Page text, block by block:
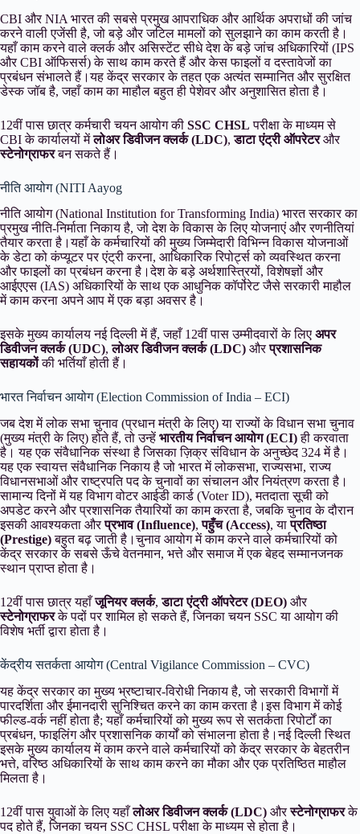
CBI और NIA भारत की सबसे प्रमुख आपराधिक और आर्थिक अपराधों की जांच
करने वाली एजेंसी है, जो बड़े और जटिल मामलों को सुलझाने का काम करती है।
यहाँ काम करने वाले क्लर्क और असिस्टेंट सीधे देश के बड़े जांच अधिकारियों (IPS
और CBI ऑफिसर्स) के साथ काम करते हैं और केस फाइलों व दस्तावेजों का
प्रबंधन संभालते हैं।यह केंद्र सरकार के तहत एक अत्यंत सम्मानित और सुरक्षित
डेस्क जॉब है, जहाँ काम का माहौल बहुत ही पेशेवर और अनुशासित होता है।
12वीं पास छात्र कर्मचारी चयन आयोग की SSC CHSL परीक्षा के माध्यम से
CBI के कार्यालयों मेंलोअर डिवीजन क्लर्क (LDC),डाटा एंट्री ऑपरेटरऔर
स्टेनोग्राफरबन सकते हैं।
नीति आयोग (NITI Aayog
नीति आयोग (National Institution for Transforming India) भारत सरकार का
प्रमुख नीति-निर्माता निकाय है, जो देश के विकास के लिए योजनाएं और रणनीतियां
तैयार करता है।यहाँ के कर्मचारियों की मुख्य जिम्मेदारी विभिन्न विकास योजनाओं
के डेटा को कंप्यूटर पर एंट्री करना, आधिकारिक रिपोर्ट्स को व्यवस्थित करना
और फाइलों का प्रबंधन करना है।देश के बड़े अर्थशास्त्रियों, विशेषज्ञों और
आईएएस (IAS) अधिकारियों के साथ एक आधुनिक कॉर्पोरेट जैसे सरकारी माहौल
में काम करना अपने आप में एक बड़ा अवसर है।
इसके मुख्य कार्यालय नई दिल्ली में हैं, जहाँ 12वीं पास उम्मीदवारों के लिए अपर
डिवीजन क्लर्क (UDC),लोअर डिवीजन क्लर्क (LDC) औरप्रशासनिक
सहायकोंकी भर्तियाँ होती हैं।
भारत निर्वाचन आयोग (Election Commission of India – ECI)
जब देश में लोक सभा चुनाव (प्रधान मंत्री के लिए) या राज्यों के विधान सभा चुनाव
(मुख्य मंत्री के लिए) होते हैं, तो उन्हें भारतीय निर्वाचन आयोग (ECI)ही करवाता
है। यह एक संवैधानिक संस्था है जिसका ज़िक्र संविधान के अनुच्छेद 324 में है।
यह एक स्वायत्त संवैधानिक निकाय है जो भारत में लोकसभा, राज्यसभा, राज्य
विधानसभाओं और राष्ट्रपति पद के चुनावों का संचालन और नियंत्रण करता है।
सामान्य दिनों में यह विभाग वोटर आईडी कार्ड (Voter ID), मतदाता सूची को
अपडेट करने और प्रशासनिक तैयारियों का काम करता है, जबकि चुनाव के दौरान
इसकी आवश्यकता औरप्रभाव (Influence),पहुँच (Access), याप्रतिष्ठा
(Prestige)बहुत बढ़ जाती है।चुनाव आयोग में काम करने वाले कर्मचारियों को
केंद्र सरकार के सबसे ऊँचे वेतनमान, भत्ते और समाज में एक बेहद सम्मानजनक
स्थान प्राप्त होता है।
12वीं पास छात्र यहाँजूनियर क्लर्क,डाटा एंट्री ऑपरेटर (DEO) और
स्टेनोग्राफरके पदों पर शामिल हो सकते हैं, जिनका चयन SSC या आयोग की
विशेष भर्ती द्वारा होता है।
केंद्रीय सतर्कता आयोग (Central Vigilance Commission – CVC)
यह केंद्र सरकार का मुख्य भ्रष्टाचार-विरोधी निकाय है, जो सरकारी विभागों में
पारदर्शिता और ईमानदारी सुनिश्चित करने का काम करता है।इस विभाग में कोई
फील्ड-वर्क नहीं होता है; यहाँ कर्मचारियों को मुख्य रूप से सतर्कता रिपोर्टों का
प्रबंधन, फाइलिंग और प्रशासनिक कार्यों को संभालना होता है।नई दिल्ली स्थित
इसके मुख्य कार्यालय में काम करने वाले कर्मचारियों को केंद्र सरकार के बेहतरीन
भत्ते, वरिष्ठ अधिकारियों के साथ काम करने का मौका और एक प्रतिष्ठित माहौल
मिलता है।
12वीं पास युवाओं के लिए यहाँलोअर डिवीजन क्लर्क (LDC) औरस्टेनोग्राफरके
पद होते हैं, जिनका चयन SSC CHSL परीक्षा के माध्यम से होता है।